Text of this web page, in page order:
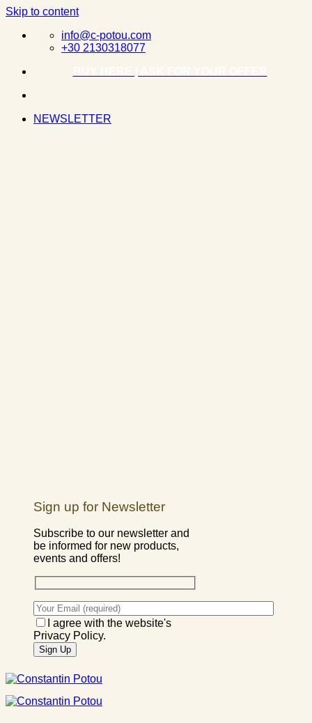
Skip to content
info@c-potou.com
+30 2130318077
NEWSLETTER
Sign up for Newsletter
Subscribe to our newsletter and
be informed for new products,
events and offers!
I agree with the website's
Privacy Policy.